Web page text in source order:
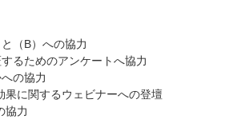
（B）への協力
するためのアンケートへ協力
の協力
に関するウェビナーへの登壇
協力